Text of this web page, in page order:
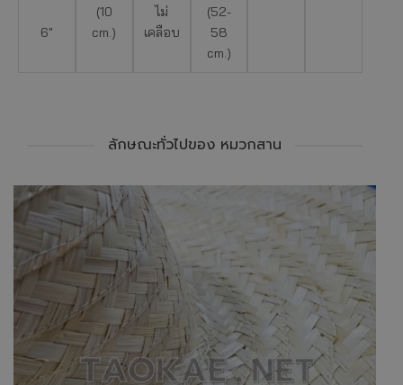
6″
(10
cm.)
ไม่
เคลือบ
(52-
58
cm.)
ลักษณะทั่วไปของ หมวกสาน